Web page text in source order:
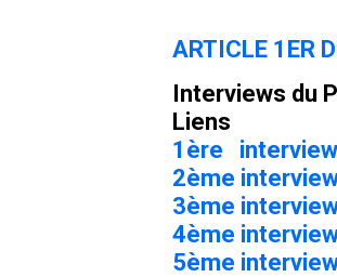
ARTICLE 1ER
Interviews du
Liens
1ère interview
2ème
3ème
4ème
5ème